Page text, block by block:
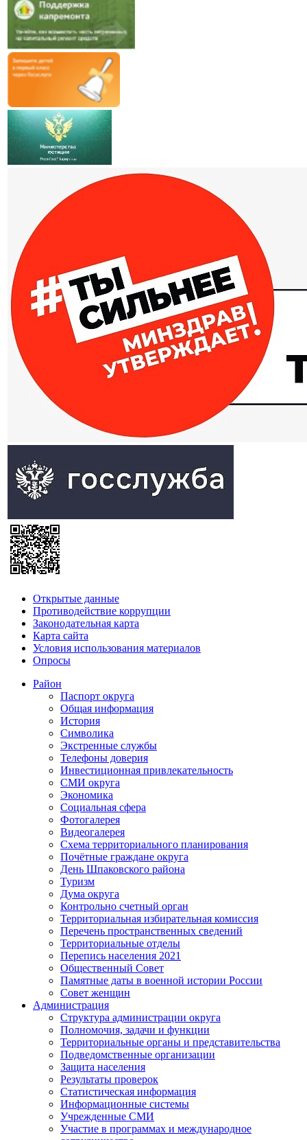
Открытые данные
Противодействие коррупции
Законодательная карта
Карта сайта
Условия использования материалов
Опросы
Район
Паспорт округа
Общая информация
История
Символика
Экстренные службы
Телефоны доверия
Инвестиционная привлекательность
СМИ округа
Экономика
Социальная сфера
Фотогалерея
Видеогалерея
Схема территориального планирования
Почётные граждане округа
День Шпаковского района
Туризм
Дума округа
Контрольно счетный орган
Территориальная избирательная комиссия
Перечень пространственных сведений
Территориальные отделы
Перепись населения 2021
Общественный Совет
Памятные даты в военной истории России
Совет женщин
Администрация
Структура администрации округа
Полномочия, задачи и функции
Территориальные органы и представительства
Подведомственные организации
Защита населения
Результаты проверок
Статистическая информация
Информационные системы
Учрежденные СМИ
Участие в программах и международное